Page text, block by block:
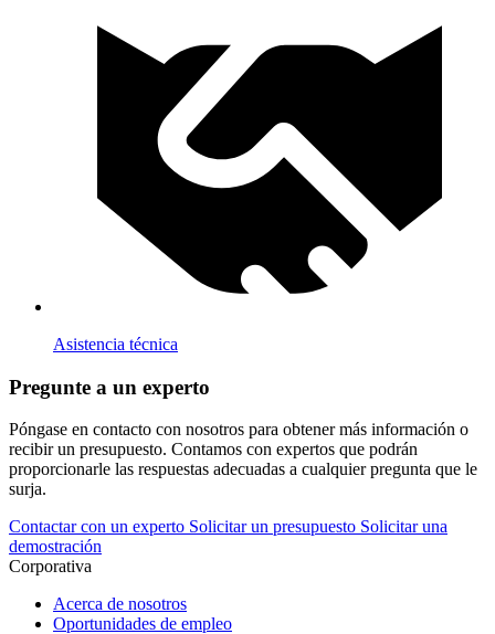
Asistencia técnica
Pregunte a un experto
Póngase en contacto con nosotros para obtener más información o
recibir un presupuesto. Contamos con expertos que podrán
proporcionarle las respuestas adecuadas a cualquier pregunta que le
surja.
Contactar con un experto Solicitar un presupuesto Solicitar una
demostración
Corporativa
Acerca de nosotros
Oportunidades de empleo